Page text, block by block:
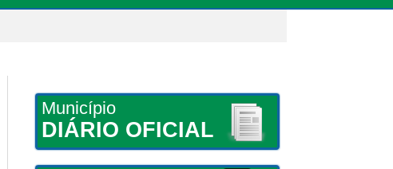
Município
DIÁRIO OFICIAL